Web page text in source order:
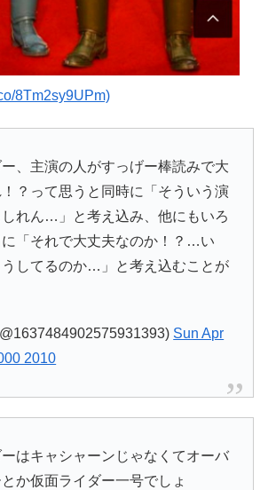
8Tm2sy9UPm)
、主演の人がすっげー棒読みで大
？って思うと同時に「そういう演
れん…」と考え込み、他にもいろ
に「それで大丈夫なのか！？…い
してるのか…」と考え込むことが
Sun Apr
2010
はキャシャーンじゃなくてオーバ
か仮面ライダー一号でしょ